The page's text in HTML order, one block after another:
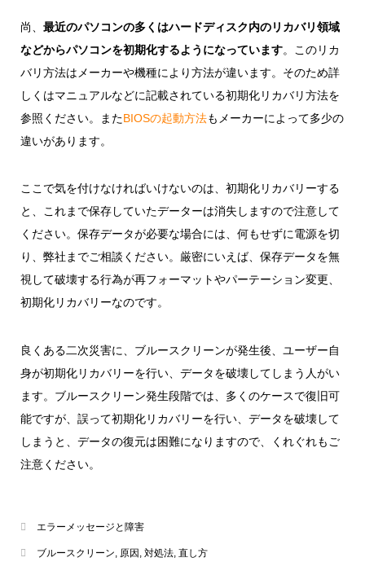
尚、 最近のパソコンの多くはハードディスク内のリカバリ領域
などからパソコンを初期化するようになっています。このリカ
バリ方法はメーカーや機種により方法が違います。そのため詳
しくはマニュアルなどに記載されている初期化リカバリ方法を
参照ください。またBIOSの起動方法もメーカーによって多少の
違いがあります。
ここで気を付けなければいけないのは、初期化リカバリーする
と、これまで保存していたデーターは消失しますので注意して
ください。保存データが必要な場合には、何もせずに電源を切
り、弊社までご相談ください。厳密にいえば、保存データを無
視して破壊する行為が再フォーマットやパーテーション変更、
初期化リカバリーなのです。
良くある二次災害に、ブルースクリーンが発生後、ユーザー自
身が初期化リカバリーを行い、データを破壊してしまう人がい
ます。ブルースクリーン発生段階では、多くのケースで復旧可
能ですが、誤って初期化リカバリーを行い、データを破壊して
しまうと、データの復元は困難になりますので、くれぐれもご
注意ください。
エラーメッセージと障害
ブルースクリーン 原因 対処法, 直し方